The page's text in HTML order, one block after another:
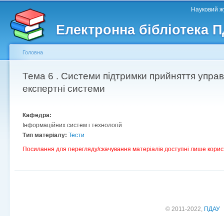
Електронна бібліотека
Головне меню Науковий
Другорядне меню
Ви є тут
Головна
Тема 6 . Системи підтримки прийняття
експертні системи
Кафедра:
Інформаційних систем і технологій
Тип матеріалу: Тести
Посилання для перегляду/скачування матеріалів доступні лише
© 2011-2022, ПДАУ